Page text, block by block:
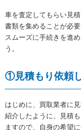
車を査定してもらい見
書類を集めることが必要
スムーズに手続きを進
う。
①見積もり依頼
はじめに、買取業者に
紹介したように、見積
ますので、自身の希望